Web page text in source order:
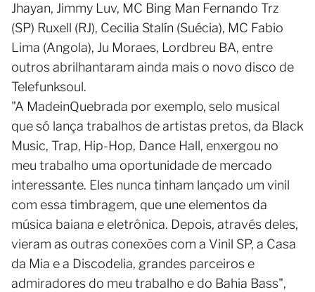
Jhayan, Jimmy Luv, MC Bing Man Fernando Trz
(SP) Ruxell (RJ), Cecilia Stalín (Suécia), MC Fabio
Lima (Angola), Ju Moraes, Lordbreu BA, entre
outros abrilhantaram ainda mais o novo disco de
Telefunksoul.
"A MadeinQuebrada por exemplo, selo musical
que só lança trabalhos de artistas pretos, da Black
Music, Trap, Hip-Hop, Dance Hall, enxergou no
meu trabalho uma oportunidade de mercado
interessante. Eles nunca tinham lançado um vinil
com essa timbragem, que une elementos da
música baiana e eletrônica. Depois, através deles,
vieram as outras conexões com a Vinil SP, a Casa
da Mia e a Discodelia, grandes parceiros e
admiradores do meu trabalho e do Bahia Bass",